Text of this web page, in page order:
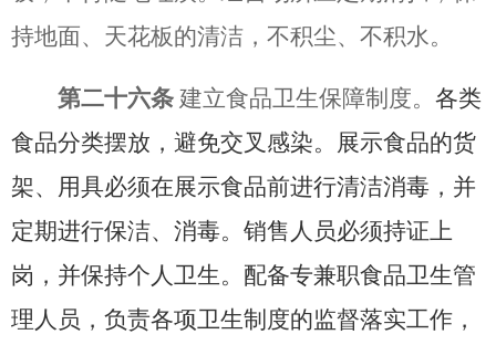
持地面、天花板的清洁，不积尘、不积水。
第二十六条 建立食品卫生保障制度。 各类
食品分类摆放，避免交叉感染。展示食品的货
架、用具必须在展示食品前进行清洁消毒，并
定期进行保洁、消毒。销售人员必须持证上
岗，并保持个人卫生。配备专兼职食品卫生管
理人员，负责各项卫生制度的监督落实工作，